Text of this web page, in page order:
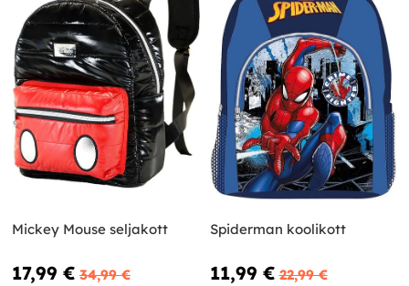
Mickey Mouse seljakott
17,99 € 34,99 €
Spiderman koolikott
11,99 € 22,99 €